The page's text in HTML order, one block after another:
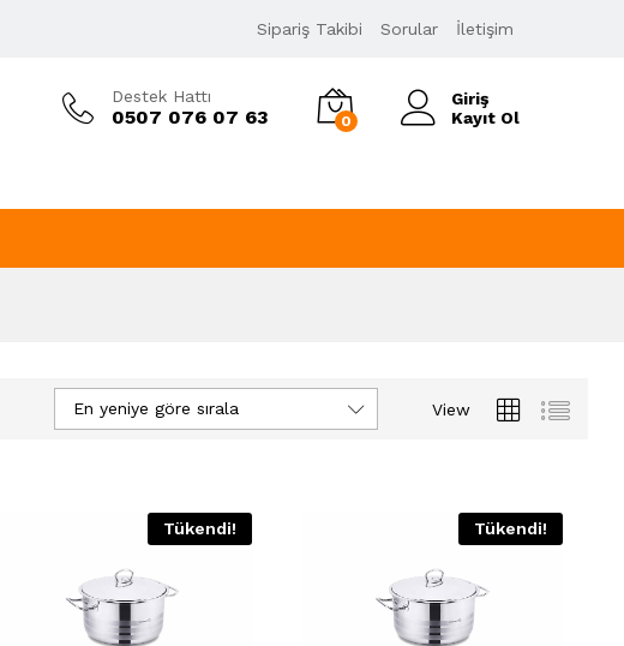
Sipariş Takibi Sorular İletişim
Destek Hattı
0507 076 07 63 0
Giriş
Kayıt Ol
View
En yeniye göre sırala
Tükendi! Tükendi!